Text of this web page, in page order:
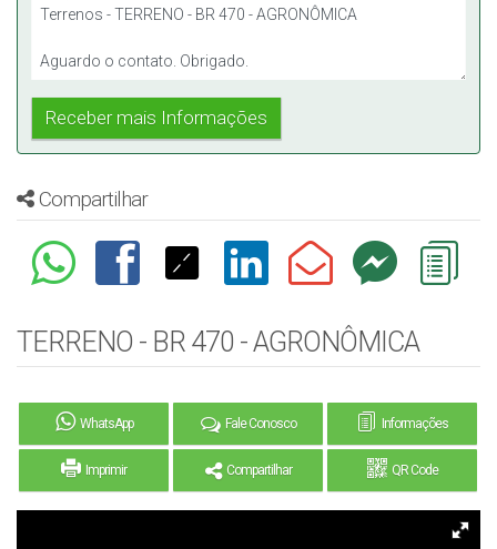
Compartilhar
TERRENO - BR 470 - AGRONÔMICA
WhatsApp Fale Conosco Informações
Imprimir Compartilhar QR Code